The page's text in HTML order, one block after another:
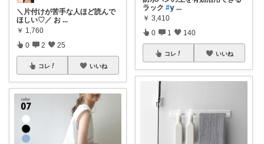
＼片付けが苦手な人ほど読んで
ほしい♡／ お ...
￥ 1,760
0 2 25
コレ いいね
ラック #𝘆 ...
￥ 3,410
0 1 140
コレ いいね